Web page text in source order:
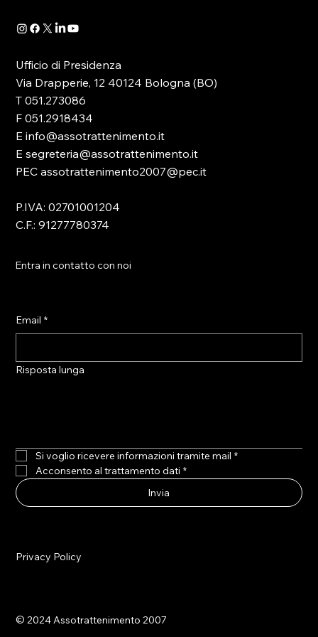
Ufficio di Presidenza
Via Drapperie, 12 40124 Bologna (BO)
T 051.273086
F 051.2918434
E info@assotrattenimento.it
E segreteria@assotrattenimento.it
PEC assotrattenimento2007@pec.it
P.IVA: 02701001204
C.F.: 91277780374
Entra in contatto con noi
Email *
Risposta lunga
Si voglio ricevere informazioni tramite mail *
Acconsento al trattamento dati *
Invia
Privacy Policy
© 2024 Assotrattenimento 2007